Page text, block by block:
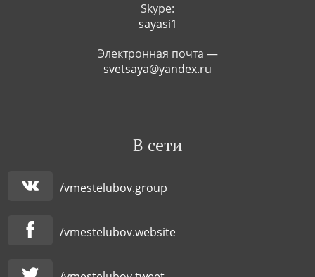
Skype:
sayasi1
Электронная почта —
svetsaya@yandex.ru
В сети
/vmestelubov.group
/vmestelubov.website